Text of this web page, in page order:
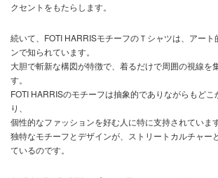
クセントをもたらします。
続いて、FOTI HARRISモチーフのＴシャツは、アート
ンで知られています。
大胆で斬新な構図が特徴で、着るだけで周囲の視線を
す。
FOTI HARRISのモチーフは抽象的でありながらもど
り、
個性的なファッションを好む人に特に支持されています
独特なモチーフとデザインが、ストリートカルチャー
ているのです。